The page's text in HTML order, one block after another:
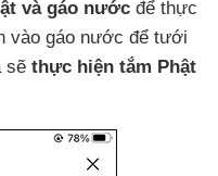
và gáo nước để thực
vào gáo nước để tưới
sẽ thực hiện tắm Phật